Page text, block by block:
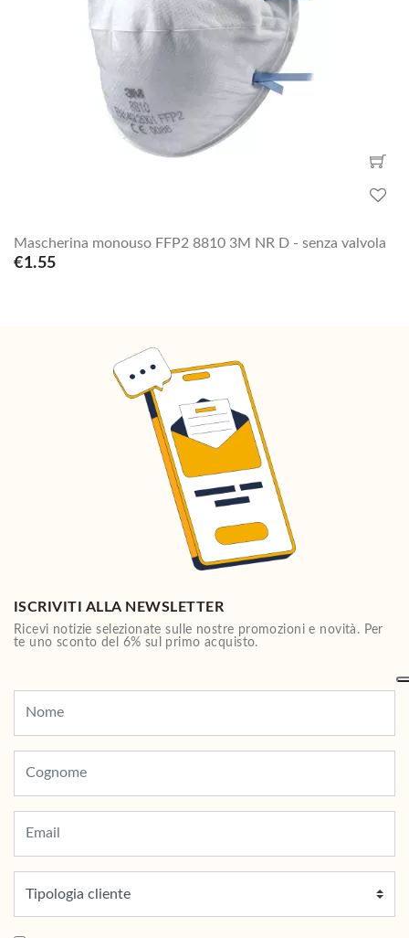
Mascherina monouso FFP2 8810 3M NR D - senza valvola
€1.55
ISCRIVITI ALLA NEWSLETTER
Ricevi notizie selezionate sulle nostre promozioni e novità. Per
te uno sconto del 6% sul primo acquisto.